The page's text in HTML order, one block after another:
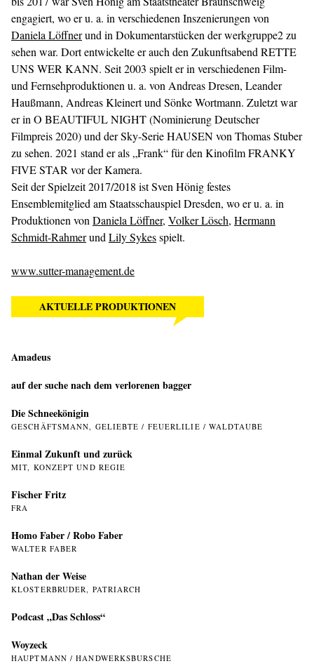
engagiert, wo er u. a. in verschiedenen Inszenierungen von
Daniela Löffnerund in Dokumentarstücken der werkgruppe2 zu
sehen war. Dort entwickelte er auch den Zukunftsabend RETTE
UNS WER KANN. Seit 2003 spielt er in verschiedenen Film-
und Fernsehproduktionen u. a. von Andreas Dresen, Leander
Haußmann, Andreas Kleinert und Sönke Wortmann. Zuletzt war
er in O BEAUTIFUL NIGHT (Nominierung Deutscher
Filmpreis 2020) und der Sky-Serie HAUSEN von Thomas Stuber
zu sehen. 2021 stand er als „Frank“ für den Kinofilm FRANKY
FIVE STAR vor der Kamera.
Seit der Spielzeit 2017/2018 ist Sven Hönig festes
Ensemblemitglied am Staatsschauspiel Dresden, wo er u. a. in
Produktionen von Daniela Löffner, Volker Lösch, Hermann
Schmidt-Rahmerund Lily Sykesspielt.
www.sutter-management.de
AKTUELLE PRODUKTIONEN
Amadeus
auf der suche nach dem verlorenen bagger
Die Schneekönigin
GESCHÄFTSMANN, GELIEBTE / FEUERLILIE / WALDTAUBE
Einmal Zukunft und zurück
MIT, KONZEPT UND REGIE
Fischer Fritz
FRA
Homo Faber / Robo Faber
WALTER FABER
Nathan der Weise
KLOSTERBRUDER, PATRIARCH
Podcast „Das Schloss“
Woyzeck
HAUPTMANN / HANDWERKSBURSCHE